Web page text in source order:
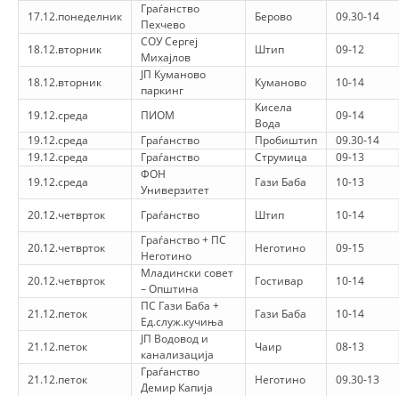
ЗНАЧЕЊЕ НА СЛУЖБАТА ЗА БАРАЊЕ
ФОРМУЛАРИ ЗА БАРАЊА
ЗДРАВСТВЕНО ПРЕВЕНТИВНА ДЕЈНОСТ
ПРВА ПОМОШ
КРВОДАРИТЕЛСТВО
ИНФОРМАЦИИ ЗА БОЛЕСТИ
УСЛУГИ
ЗА НАС
ДЕЈСТВУВАЊЕ
17.12.понеделник
Граѓанство
Пехчево
Берово 09.30-14
18.12.вторник
СОУ Сергеј
Михајлов
Штип 09-12
18.12.вторник
ЈП Куманово
паркинг
Куманово 10-14
19.12.среда ПИОМ
Кисела
Вода
09-14
19.12.среда
Граѓанство Пробиштип
09.30-14
19.12.среда
Граѓанство Струмица
09-13
19.12.среда
ФОН
Универзитет
Гази Баба 10-13
20.12.четврток Граѓанство Штип 10-14
20.12.четврток
Граѓанство + ПС
Неготино
Неготино 09-15
20.12.четврток
Младински совет
– Општина
Гостивар 10-14
21.12.петок
ПС Гази Баба +
Ед.служ.кучиња
Гази Баба 10-14
21.12.петок
ЈП Водовод и
канализација
Чаир 08-13
21.12.петок
Граѓанство
Демир Капија
Неготино 09.30-13